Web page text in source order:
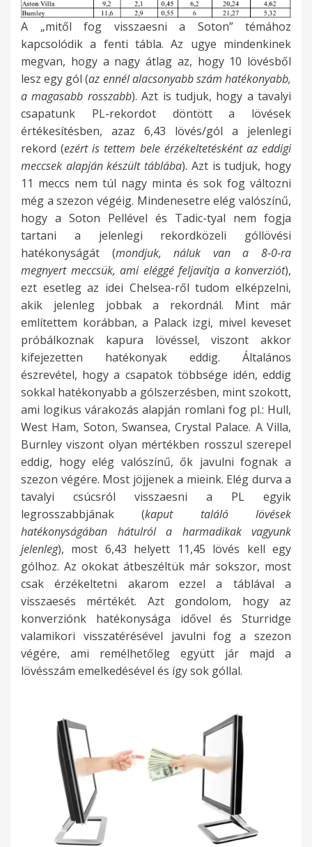
A „mitől fog visszaesni a Soton” témához
kapcsolódik a fenti tábla. Az ugye mindenkinek
megvan, hogy a nagy átlag az, hogy 10 lövésből
lesz egy gól (az ennél alacsonyabb szám hatékonyabb,
a magasabb rosszabb). Azt is tudjuk, hogy a tavalyi
csapatunk PL-rekordot döntött a lövések
értékesítésben, azaz 6,43 lövés/gól a jelenlegi
rekord (ezért is tettem bele érzékeltetésként az eddigi
meccsek alapján készült táblába). Azt is tudjuk, hogy
11 meccs nem túl nagy minta és sok fog változni
még a szezon végéig. Mindenesetre elég valószínű,
hogy a Soton Pellével és Tadic-tyal nem fogja
tartani a jelenlegi rekordközeli góllövési
hatékonyságát (mondjuk, náluk van a 8-0-ra
megnyert meccsük, ami eléggé feljavítja a konverziót),
ezt esetleg az idei Chelsea-ről tudom elképzelni,
akik jelenleg jobbak a rekordnál. Mint már
említettem korábban, a Palack izgi, mivel keveset
próbálkoznak kapura lövéssel, viszont akkor
kifejezetten hatékonyak eddig. Általános
észrevétel, hogy a csapatok többsége idén, eddig
sokkal hatékonyabb a gólszerzésben, mint szokott,
ami logikus várakozás alapján romlani fog pl.: Hull,
West Ham, Soton, Swansea, Crystal Palace. A Villa,
Burnley viszont olyan mértékben rosszul szerepel
eddig, hogy elég valószínű, ők javulni fognak a
szezon végére. Most jöjjenek a mieink. Elég durva a
tavalyi csúcsról visszaesni a PL egyik
legrosszabbjának (kaput találó lövések
hatékonyságában hátulról a harmadikak vagyunk
jelenleg), most 6,43 helyett 11,45 lövés kell egy
gólhoz. Az okokat átbeszéltük már sokszor, most
csak érzékeltetni akarom ezzel a táblával a
visszaesés mértékét. Azt gondolom, hogy az
konverziónk hatékonysága idővel és Sturridge
valamikori visszatérésével javulni fog a szezon
végére, ami remélhetőleg együtt jár majd a
lövésszám emelkedésével és így sok góllal.